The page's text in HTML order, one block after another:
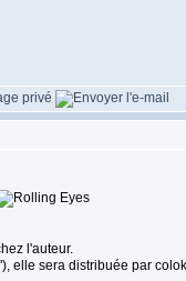
l'auteur.
elle sera distribuée par